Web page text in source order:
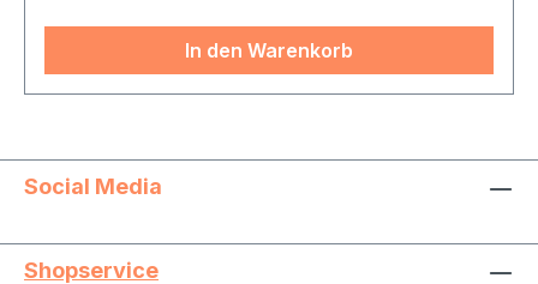
In den Warenkorb
Social Media
Shopservice